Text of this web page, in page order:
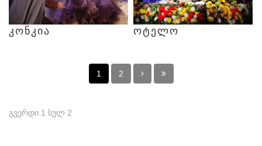
ᲙᲝᲜᲙᲘᲐ ᲝᲢᲔᲚᲝ
1 2
გვერდი 1 სულ 2